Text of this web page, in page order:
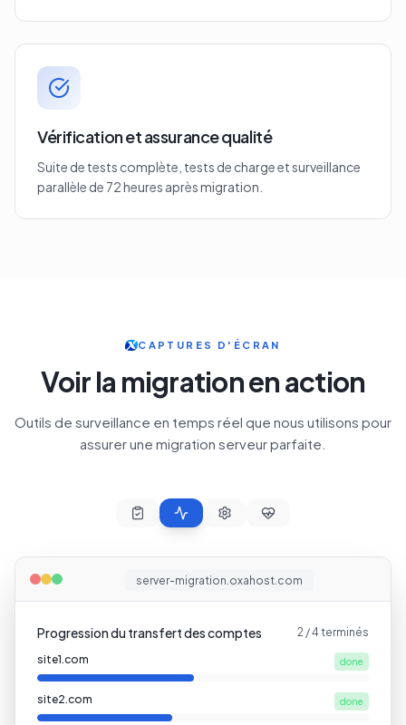
Vérification et assurance qualité
Suite de tests complète, tests de charge et surveillance
parallèle de 72 heures après migration.
CAPTURES D'ÉCRAN
Voir la migration en action
Outils de surveillance en temps réel que nous utilisons pour
assurer une migration serveur parfaite.
server-migration.oxahost.com
Progression du transfert des comptes
2 / 4 terminés
site1.com
done
site2.com done